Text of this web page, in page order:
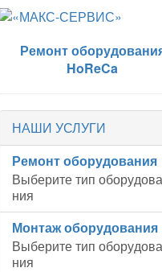
Ремонт
HoReCa
НАШИ УСЛУГИ
Ре­монт обо­ру­до­ва­ния
Вы­бе­ри­те тип
ния
Мон­таж обо­ру­до­ва­ния
Вы­бе­ри­те тип
ния